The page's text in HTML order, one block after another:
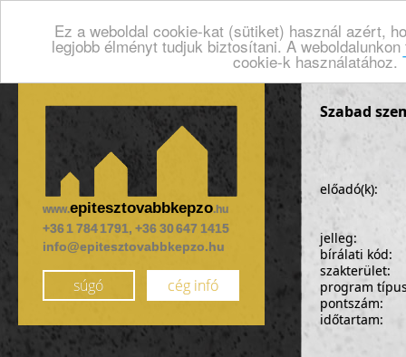
Ez a weboldal cookie-kat (sütiket) használ azért,
legjobb élményt tudjuk biztosítani. A
cookie-k használatához.
www.epitesztovabbkepzo.hu
+36 1 784 1791, +36 30 647 1415
info@epitesztovabbkepzo.hu
súgó cég infó
Szabad
előadó(k):
jelleg:
bírálati kód:
szakterület:
program
pontszám:
időtartam: